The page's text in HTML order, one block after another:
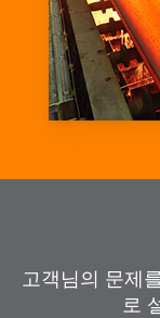
고객님의 문제
로